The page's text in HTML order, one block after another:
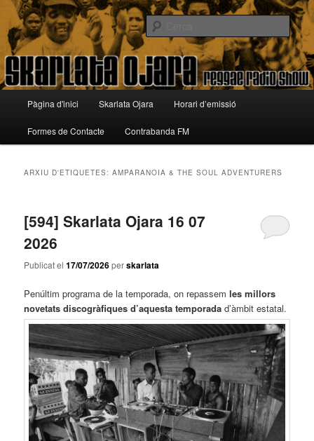
Aneu
contingut
principal
Aneu
contingut
secundariSkarlata Ojara
Reggae Radio Show
Cerca
principal
Pàgina d'inici Skarlata Ojara Horari d’emissió
Formes de Contacte Contrabanda FM
ARXIU D'ETIQUETES:AMPARANOIA & THE SOUL ADVENTURERS
[594] Skarlata Ojara 16 07
2026
Publicat el17/07/2026perskarlata
Penúltim programa de la temporada, on repassemles millors
novetats discogràfiques d’aquesta temporada d’àmbit estatal.